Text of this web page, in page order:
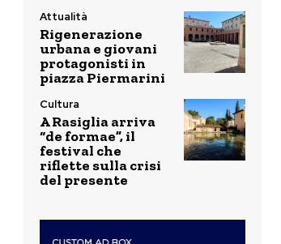
Attualità
Rigenerazione
urbana e giovani
protagonisti in
piazza Piermarini
Cultura
A Rasiglia arriva
“de formae”, il
festival che
riflette sulla crisi
del presente